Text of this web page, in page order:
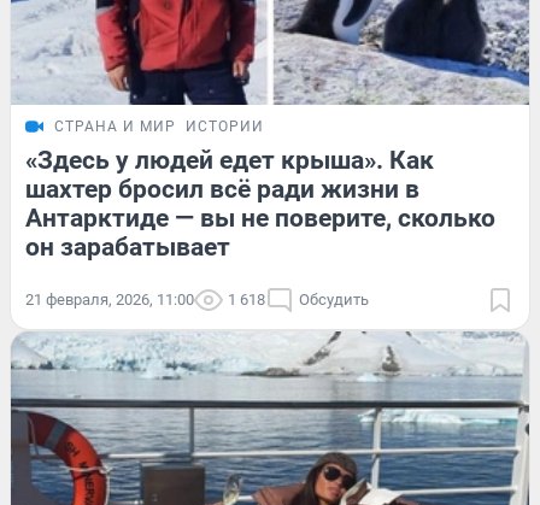
СТРАНА И МИР ИСТОРИИ
«Здесь у людей едет крыша». Как
шахтер бросил всё ради жизни в
Антарктиде — вы не поверите, сколько
он зарабатывает
21 февраля, 2026, 11:00 1 618 Обсудить